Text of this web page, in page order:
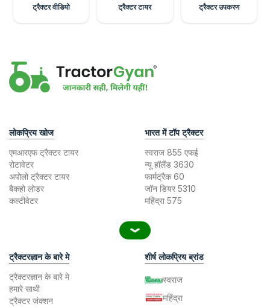
ट्रैक्टर वीडियो ट्रैक्टर टायर ट्रैक्टर उपकरण
लोकप्रिय खोज
एमआरएफ ट्रैक्टर टायर
रोटावेटर
अपोलो ट्रैक्टर टायर
बैकहो लोडर
कल्टीवेटर
भारत में टॉप ट्रैक्टर
स्वराज 855 एफई
न्यू हॉलैंड 3630
फार्मट्रैक 60
जॉन डियर 5310
महिंद्रा 575
ट्रैक्टरज्ञान के बारे मे
ट्रैक्टरज्ञान के बारे मे
हमारे साथी
ट्रैक्टर जंक्शन
शीर्ष लोकप्रिय ब्रांड
स्वराज
महिंद्रा